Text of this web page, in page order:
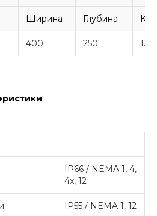
Ширина Глубина
400 250 1.2
IP66 / NEMA 1, 4,
4x, 12
IP55 / NEMA 1, 12